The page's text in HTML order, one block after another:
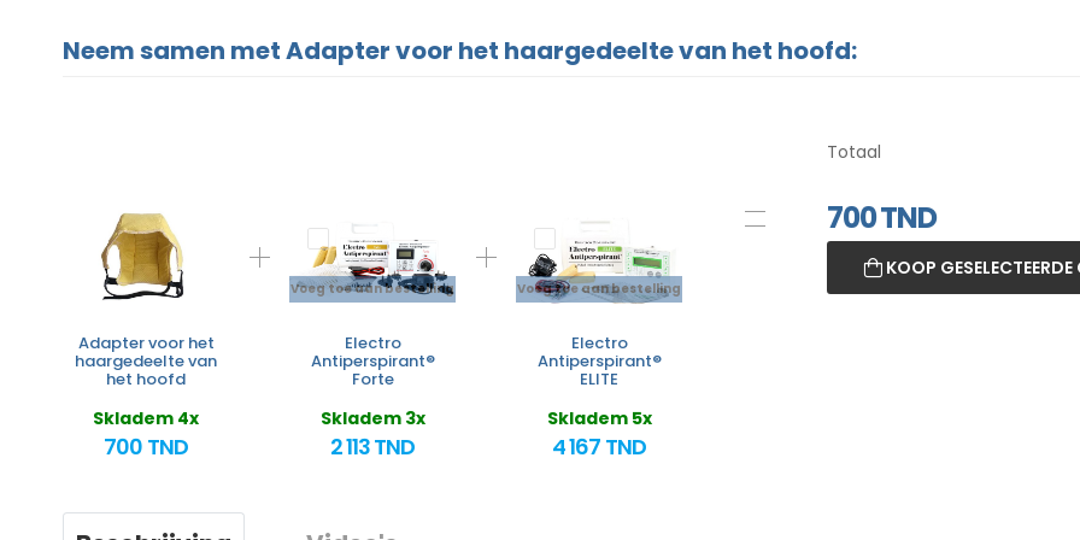
Neem samen met Adapter voor het haargedeelte van het hoofd:
Adapter voor het
haargedeelte van
het hoofd
Skladem 4x
700 TND
Voeg toe aan bestelling
Electro
Antiperspirant®
Forte
Skladem 3x
2 113 TND
Voeg toe aan bestelling
Electro
Antiperspirant®
ELITE
Skladem 5x
4 167 TND
Totaal
700TND
KOOP